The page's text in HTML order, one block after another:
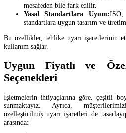
mesafeden bile fark edilir.
Yasal Standartlara Uyum:
standartlara uygun tasarım ve üretim
Bu özellikler, tehlike uyarı işaretlerinin
kullanım sağlar.
Uygun Fiyatlı ve
Seçenekleri
İşletmelerin ihtiyaçlarına göre, çeşitli
sunmaktayız. Ayrıca,
özelleştirilmiş uyarı işaretleri de
arasında: